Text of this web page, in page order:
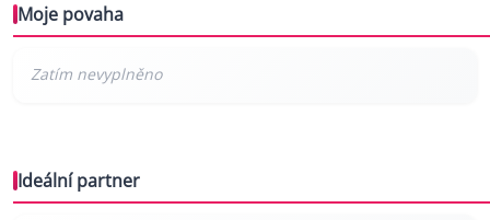
Moje povaha
Ideální partner